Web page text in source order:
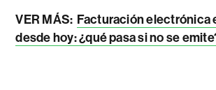
VER MÁS: Facturación electrónica
desde hoy: ¿qué pasa si no se